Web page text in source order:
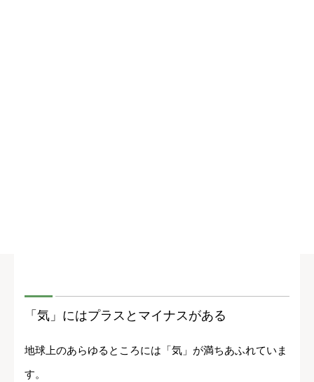
「気」にはプラスとマイナスがある
地球上のあらゆるところには「気」が満ちあふれていま
す。